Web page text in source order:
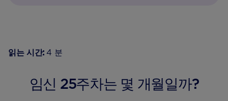
읽는 시간:4 분
임신 25주차는 몇 개월일까?